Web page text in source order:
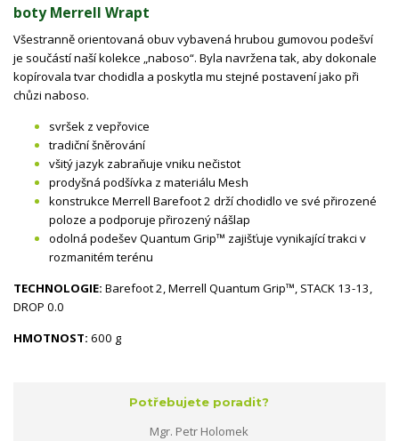
boty Merrell Wrapt
Všestranně orientovaná obuv vybavená hrubou gumovou podešví
je součástí naší kolekce „naboso“. Byla navržena tak, aby dokonale
kopírovala tvar chodidla a poskytla mu stejné postavení jako při
chůzi naboso.
svršek z vepřovice
tradiční šněrování
všitý jazyk zabraňuje vniku nečistot
prodyšná podšívka z materiálu Mesh
konstrukce Merrell Barefoot 2 drží chodidlo ve své přirozené
poloze a podporuje přirozený nášlap
odolná podešev Quantum Grip™ zajišťuje vynikající trakci v
rozmanitém terénu
TECHNOLOGIE: Barefoot 2, Merrell Quantum Grip™, STACK 13-13,
DROP 0.0
HMOTNOST: 600 g
Potřebujete poradit?
Mgr. Petr Holomek